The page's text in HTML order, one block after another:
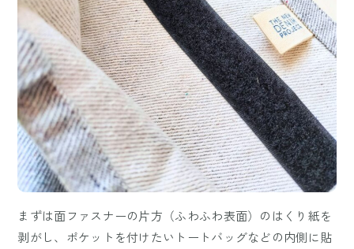
まずは面ファスナーの片方（ふわふわ表面）のはくり紙を
剥がし、ポケットを付けたいトートバッグなどの内側に貼